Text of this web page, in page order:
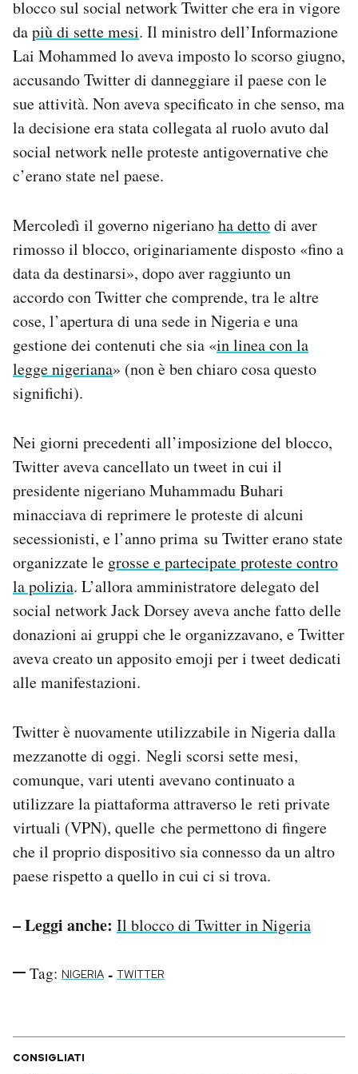
SHOP
CALENDARIO
AREA PERSONALE
Area Personale
Newsletter
Hai bisogno di aiuto?
Esci
blocco sul social network Twitter che era in vigore
dapiù di sette mesi. Il ministro dell’Informazione
Lai Mohammed lo aveva imposto lo scorso giugno,
accusando Twitter di danneggiare il paese con le
sue attività. Non aveva specificato in che senso, ma
la decisione era stata collegata al ruolo avuto dal
social network nelle proteste antigovernative che
c’erano state nel paese.
Mercoledì il governo nigerianoha dettodi aver
rimosso il blocco, originariamente disposto «fino a
data da destinarsi», dopo aver raggiunto un
accordo con Twitter che comprende, tra le altre
cose, l’apertura di una sede in Nigeria e una
gestione dei contenuti che sia «in linea con la
legge nigeriana» (non è ben chiaro cosa questo
significhi).
Nei giorni precedenti all’imposizione del blocco,
Twitter aveva cancellato un tweet in cui il
presidente nigeriano Muhammadu Buhari
minacciava di reprimere le proteste di alcuni
secessionisti, e l’anno prima su Twitter erano state
organizzate le grosse e partecipate proteste contro
la polizia. L’allora amministratore delegato del
social network Jack Dorsey aveva anche fatto delle
donazioni ai gruppi che le organizzavano, e Twitter
aveva creato un apposito emoji per i tweet dedicati
alle manifestazioni.
Twitter è nuovamente utilizzabile in Nigeria dalla
mezzanotte di oggi. Negli scorsi sette mesi,
comunque, vari utenti avevano continuato a
utilizzare la piattaforma attraverso le reti private
virtuali (VPN), quelle che permettono di fingere
che il proprio dispositivo sia connesso da un altro
paese rispetto a quello in cui ci si trova.
– Leggi anche: Il blocco di Twitter in Nigeria
Tag: NIGERIA - TWITTER
CONSIGLIATI